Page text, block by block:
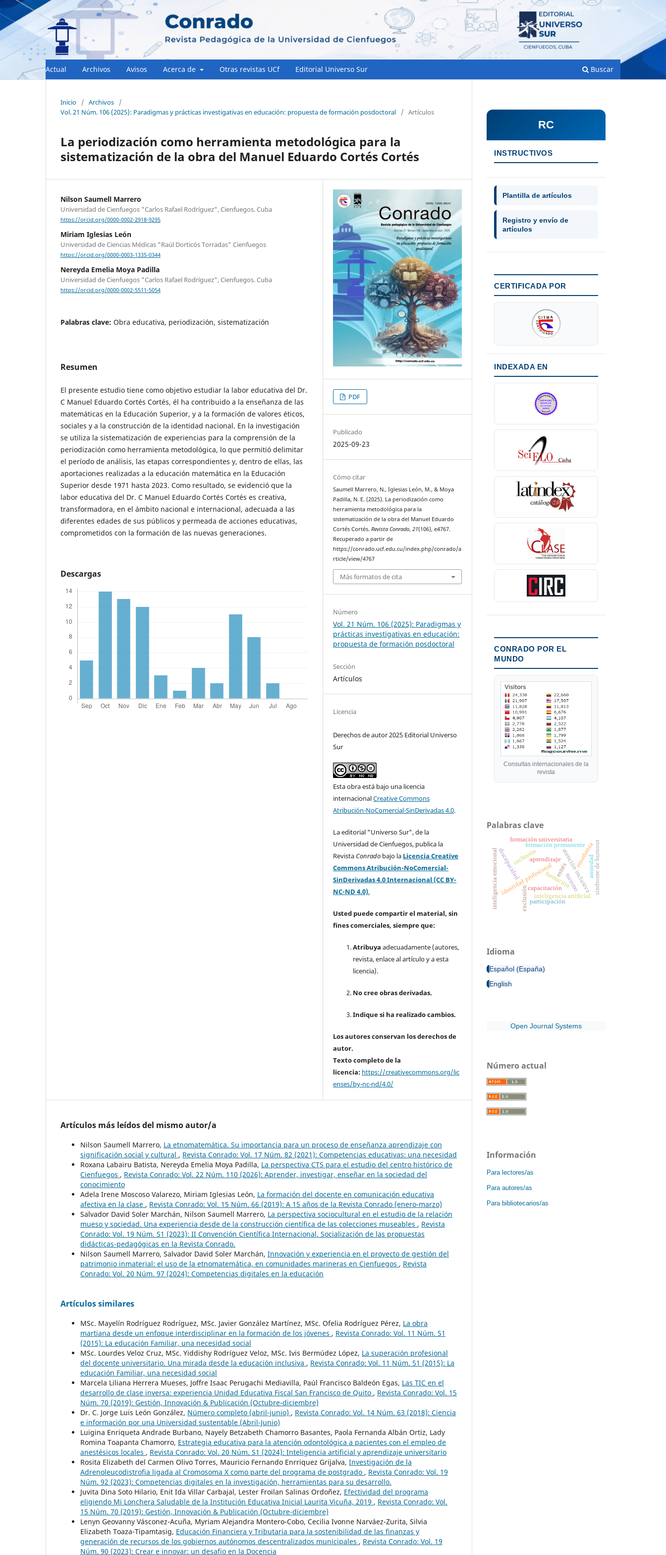
Actual Archivos Avisos Acerca de Otras revistas UCf Editorial Universo Sur Buscar
Registrarse Entrar
Inicio / Archivos
/
Vol. 21 Núm. 106 (2025): Paradigmas y prácticas investigativas en educación: propuesta de formación posdoctoral
/ Artículos
La periodización como herramienta metodológica para la
sistematización de la obra del Manuel Eduardo Cortés Cortés
Nilson Saumell Marrero
Universidad de Cienfuegos "Carlos Rafael Rodríguez", Cienfuegos. Cuba
https://orcid.org/0000-0002-2918-9295
Miriam Iglesias León
Universidad de Ciencias Médicas "Raúl Dorticós Torradas" Cienfuegos
https://orcid.org/0000-0003-1335-0344
Nereyda Emelia Moya Padilla
Universidad de Cienfuegos "Carlos Rafael Rodríguez", Cienfuegos. Cuba
https://orcid.org/0000-0002-5511-5054
Palabras clave: Obra educativa, periodización, sistematización
Resumen
El presente estudio tiene como objetivo estudiar la labor educativa del Dr.
C Manuel Eduardo Cortés Cortés, él ha contribuido a la enseñanza de las
matemáticas en la Educación Superior, y a la formación de valores éticos,
sociales y a la construcción de la identidad nacional. En la investigación
se utiliza la sistematización de experiencias para la comprensión de la
periodización como herramienta metodológica, lo que permitió delimitar
el período de análisis, las etapas correspondientes y, dentro de ellas, las
aportaciones realizadas a la educación matemática en la Educación
Superior desde 1971 hasta 2023. Como resultado, se evidenció que la
labor educativa del Dr. C Manuel Eduardo Cortés Cortés es creativa,
transformadora, en el ámbito nacional e internacional, adecuada a las
diferentes edades de sus públicos y permeada de acciones educativas,
comprometidos con la formación de las nuevas generaciones.
Descargas
PDF
Publicado
2025-09-23
Cómo citar
Saumell Marrero, N., Iglesias León, M., & Moya
Padilla, N. E. (2025). La periodización como
herramienta metodológica para la
sistematización de la obra del Manuel Eduardo
Cortés Cortés.Revista Conrado,21(106), e4767.
Recuperado a partir de
https://conrado.ucf.edu.cu/index.php/conrado/a
rticle/view/4767
Más formatos de cita
Número
Vol. 21 Núm. 106 (2025): Paradigmas y
prácticas investigativas en educación:
propuesta de formación posdoctoral
Sección
Artículos
Licencia
Derechos de autor 2025 Editorial Universo
Sur
Esta obra está bajo una licencia
internacionalCreative Commons
Atribución-NoComercial-SinDerivadas 4.0.
La editorial "Universo Sur", de la
Universidad de Cienfuegos, publica la
Revista Conrado bajo la Licencia Creative
Commons Atribución-NoComercial-
SinDerivadas 4.0 Internacional (CC BY-
NC-ND 4.0).
Usted puede compartir el material, sin
fines comerciales, siempre que:
Atribuya adecuadamente (autores,
revista, enlace al artículo y a esta
licencia).
No cree obras derivadas.
Indique si ha realizado cambios.
Los autores conservan los derechos de
autor.
Texto completo de la
licencia: https://creativecommons.org/lic
enses/by-nc-nd/4.0/
Artículos más leídos del mismo autor/a
Nilson Saumell Marrero, La etnomatemática. Su importancia para un proceso de enseñanza aprendizaje con
significación social y cultural , Revista Conrado: Vol. 17 Núm. 82 (2021): Competencias educativas: una necesidad
Roxana Labairu Batista, Nereyda Emelia Moya Padilla, La perspectiva CTS para el estudio del centro histórico de
Cienfuegos , Revista Conrado: Vol. 22 Núm. 110 (2026): Aprender, investigar, enseñar en la sociedad del
conocimiento
Adela Irene Moscoso Valarezo, Miriam Iglesias León, La formación del docente en comunicación educativa
afectiva en la clase , Revista Conrado: Vol. 15 Núm. 66 (2019): A 15 años de la Revista Conrado (enero-marzo)
Salvador David Soler Marchán, Nilson Saumell Marrero, La perspectiva sociocultural en el estudio de la relación
mueso y sociedad. Una experiencia desde de la construcción científica de las colecciones museables , Revista
Conrado: Vol. 19 Núm. S1 (2023): II Convención Científica Internacional. Socialización de las propuestas
didácticas-pedagógicas en la Revista Conrado.
Nilson Saumell Marrero, Salvador David Soler Marchán, Innovación y experiencia en el proyecto de gestión del
patrimonio inmaterial: el uso de la etnomatemática, en comunidades marineras en Cienfuegos , Revista
Conrado: Vol. 20 Núm. 97 (2024): Competencias digitales en la educación
Artículos similares
MSc. Mayelín Rodríguez Rodríguez, MSc. Javier González Martínez, MSc. Ofelia Rodríguez Pérez, La obra
martiana desde un enfoque interdisciplinar en la formación de los jóvenes , Revista Conrado: Vol. 11 Núm. 51
(2015): La educación Familiar, una necesidad social
MSc. Lourdes Veloz Cruz, MSc. Yiddishy Rodríguez Veloz, MSc. Ivis Bermúdez López, La superación profesional
del docente universitario. Una mirada desde la educación inclusiva , Revista Conrado: Vol. 11 Núm. 51 (2015): La
educación Familiar, una necesidad social
Marcela Liliana Herrera Mueses, Joffre Isaac Perugachi Mediavilla, Paúl Francisco Baldeón Egas, Las TIC en el
desarrollo de clase inversa: experiencia Unidad Educativa Fiscal San Francisco de Quito , Revista Conrado: Vol. 15
Núm. 70 (2019): Gestión, Innovación & Publicación (Octubre-diciembre)
Dr. C. Jorge Luis León González, Número completo (abril-junio) , Revista Conrado: Vol. 14 Núm. 63 (2018): Ciencia
e información por una Universidad sustentable (Abril-Junio)
Luigina Enriqueta Andrade Burbano, Nayely Betzabeth Chamorro Basantes, Paola Fernanda Albán Ortiz, Lady
Romina Toapanta Chamorro, Estrategia educativa para la atención odontológica a pacientes con el empleo de
anestésicos locales , Revista Conrado: Vol. 20 Núm. S1 (2024): Inteligencia artificial y aprendizaje universitario
Rosita Elizabeth del Carmen Olivo Torres, Mauricio Fernando Enrriquez Grijalva, Investigación de la
Adrenoleucodistrofia ligada al Cromosoma X como parte del programa de postgrado , Revista Conrado: Vol. 19
Núm. 92 (2023): Competencias digitales en la investigación, herramientas para su desarrollo.
Juvita Dina Soto Hilario, Enit Ida Villar Carbajal, Lester Froilan Salinas Ordoñez, Efectividad del programa
eligiendo Mi Lonchera Saludable de la Institución Educativa Inicial Laurita Vicuña, 2019 , Revista Conrado: Vol.
15 Núm. 70 (2019): Gestión, Innovación & Publicación (Octubre-diciembre)
Lenyn Geovanny Vásconez-Acuña, Myriam Alejandra Montero-Cobo, Cecilia Ivonne Narváez-Zurita, Silvia
Elizabeth Toaza-Tipamtasig, Educación Financiera y Tributaria para la sostenibilidad de las finanzas y
generación de recursos de los gobiernos autónomos descentralizados municipales , Revista Conrado: Vol. 19
Núm. 90 (2023): Crear e innovar: un desafio en la Docencia
RC
INSTRUCTIVOS
Plantilla de artículos
Registro y envío de
artículos
CERTIFICADA POR
INDEXADA EN
CONRADO POR EL
MUNDO
Consultas internacionales de la
revista
Palabras clave
formaciónatención inclusiva
identidad profesional
enseñanza
aprendizaje
inclusión
exclusión
discapacidad
capacitación
inteligencia artificial
estrés ansiedadsíndrome de burnout
formación permanente
turismo
inteligencia emocional participación
formación universitaria
Idioma
Español (España)
English
Open Journal Systems
Número actual
Información
Para lectores/as
Para autores/as
Para bibliotecarios/as